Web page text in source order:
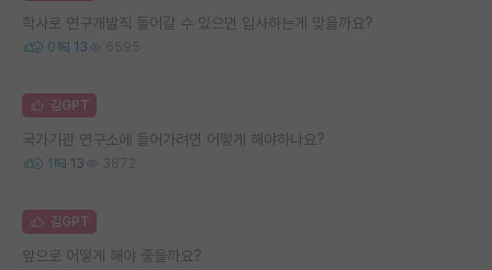
학사로 연구개발직 들어갈 수 있으면 입사하는게 맞을까요?
0 13 6595
김GPT
국가기관 연구소에 들어가려면 어떻게 해야하나요?
1 13 3872
김GPT
앞으로 어떻게 해야 좋을까요?